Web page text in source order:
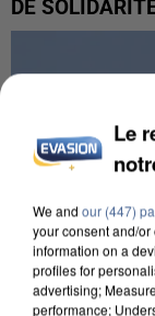
DE
Le
We and our (447)
your consent and/
information on a
profiles for
advertising;
performance;